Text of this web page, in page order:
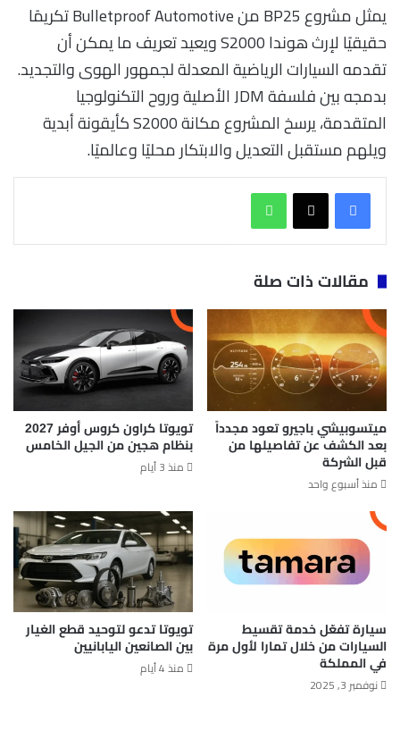
يمثل مشروع BP25 من Bulletproof Automotive تكريمًا
حقيقيًا لإرث هوندا S2000 ويعيد تعريف ما يمكن أن
تقدمه السيارات الرياضية المعدلة لجمهور الهوى والتجديد.
بدمجه بين فلسفة JDM الأصلية وروح التكنولوجيا
المتقدمة، يرسخ المشروع مكانة S2000 كأيقونة أبدية
ويلهم مستقبل التعديل والابتكار محليًا وعالميًا.
مقالات ذات صلة
ميتسوبيشي باجيرو تعود مجدداً
بعد الكشف عن تفاصيلها من
قبل الشركة
منذ أسبوع واحد
تويوتا كراون كروس أوفر 2027
بنظام هجين من الجيل الخامس
منذ 3 أيام
سيارة تفعّل خدمة تقسيط
السيارات من خلال تمارا لأول مرة
في المملكة
نوفمبر 3, 2025
تويوتا تدعو لتوحيد قطع الغيار
بين الصانعين اليابانيين
منذ 4 أيام